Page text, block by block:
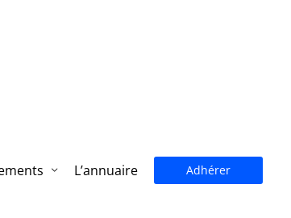
L’annuaire Adhérer